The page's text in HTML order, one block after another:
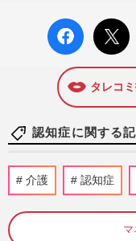
facebo
ok い
X ポス
ト
タレコ
認知症に関する
《認
英樹
週刊
介護 認知症